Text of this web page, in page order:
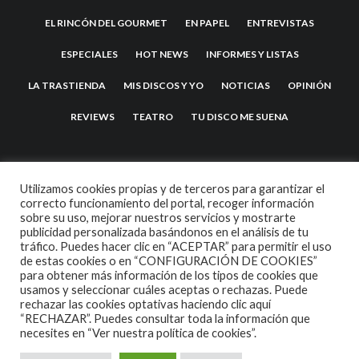
EL RINCÓN DEL GOURMET EN PAPEL ENTREVISTAS
ESPECIALES HOT NEWS INFORMES Y LISTAS
LA TRASTIENDA MIS DISCOS Y YO NOTICIAS OPINIÓN
REVIEWS TEATRO TU DISCO ME SUENA
2007 COPYRIGHT -CODETIPITHEME
Utilizamos cookies propias y de terceros para garantizar el
correcto funcionamiento del portal, recoger información
sobre su uso, mejorar nuestros servicios y mostrarte
publicidad personalizada basándonos en el análisis de tu
tráfico. Puedes hacer clic en “ACEPTAR” para permitir el uso
de estas cookies o en “CONFIGURACIÓN DE COOKIES”
para obtener más información de los tipos de cookies que
usamos y seleccionar cuáles aceptas o rechazas. Puede
rechazar las cookies optativas haciendo clic aquí
“RECHAZAR”. Puedes consultar toda la información que
necesites en “Ver nuestra política de cookies”.